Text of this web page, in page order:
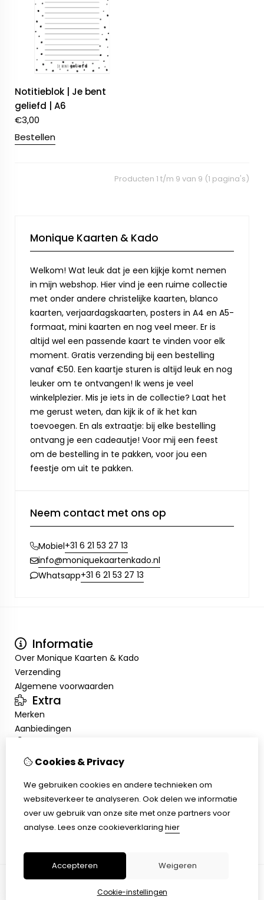
Notitieblok | Je bent
geliefd | A6
€3,00
Bestellen
Producten 1 t/m 9 van 9 (1 pagina's)
Monique Kaarten & Kado
Welkom! Wat leuk dat je een kijkje komt nemen
in mijn webshop. Hier vind je een ruime collectie
met onder andere christelijke kaarten, blanco
kaarten, verjaardagskaarten, posters in A4 en A5-
formaat, mini kaarten en nog veel meer. Er is
altijd wel een passende kaart te vinden voor elk
moment. Gratis verzending bij een bestelling
vanaf €50. Een kaartje sturen is altijd leuk en nog
leuker om te ontvangen! Ik wens je veel
winkelplezier. Mis je iets in de collectie? Laat het
me gerust weten, dan kijk ik of ik het kan
toevoegen. En als extraatje: bij elke bestelling
ontvang je een cadeautje! Voor mij een feest
om de bestelling in te pakken, voor jou een
feestje om uit te pakken.
Neem contact met ons op
Mobiel+31 6 21 53 27 13
info@moniquekaartenkado.nl
Whatsapp+31 6 21 53 27 13
Informatie
Over Monique Kaarten & Kado
Verzending
Algemene voorwaarden
Extra
Merken
Aanbiedingen
Inloggen
Nieuwsbrief
Klantenservice
Contact
Sitemap
Cookies & Privacy
We gebruiken cookies en andere technieken om
websiteverkeer te analyseren. Ook delen we informatie
over uw gebruik van onze site met onze partners voor
analyse. Lees onze cookieverklaring hier
Accepteren Weigeren
Cookie-instellingen